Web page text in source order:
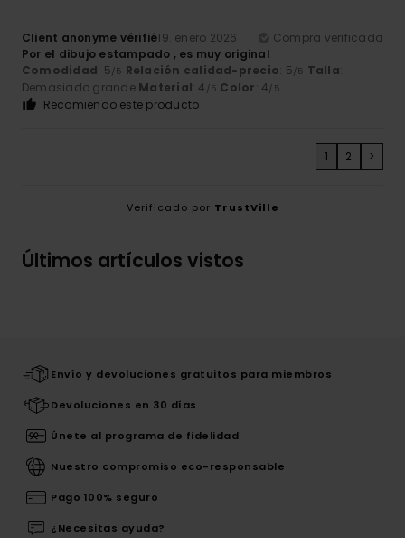
Client anonyme vérifié19. enero 2026
Compra verificada
Por el dibujo estampado , es muy original
Comodidad: 5/5 Relación calidad-precio: 5/5 Talla:
Demasiado grande Material: 4 /5 Color: 4/5
Recomiendo este producto
1 2 >
Verificado por TrustVille
Últimos artículos vistos
Envío y devoluciones gratuitos para miembros
Devoluciones en 30 días
Únete al programa de fidelidad
Nuestro compromiso eco-responsable
Pago 100% seguro
¿Necesitas ayuda?